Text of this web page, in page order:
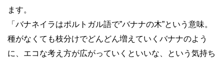
ます。
「バナネイラはポルトガル語で”バナナの木”という意味。
種がなくても枝分けでどんどん増えていくバナナのよう
に、エコな考え方が広がっていくといいな、という気持ち